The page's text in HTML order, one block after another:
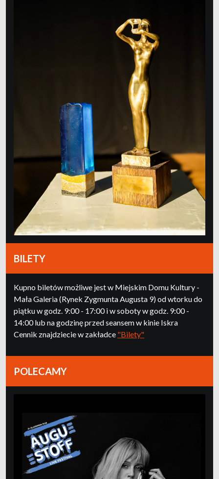
BILETY
Kupno biletów możliwe jest w Miejskim Domu Kultury -
Mała Galeria (Rynek Zygmunta Augusta 9) od wtorku do
piątku w godz. 9:00 - 17:00 i w soboty w godz. 9:00 -
14:00 lub na godzinę przed seansem w kinie Iskra
Cennik znajdziecie w zakładce "Bilety"
POLECAMY